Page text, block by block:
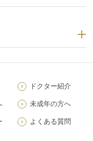
ドクター紹介
未成年の方へ
よくある質問